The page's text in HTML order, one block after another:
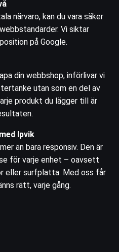
närvaro, kan du vara säker
Vi siktar
på Google.
din webbshop, införlivar vi
utan som en del av
produkt du lägger till är
Ipvik
än bara responsiv. Den är
för varje enhet – oavsett
eller surfplatta. Med oss får
rätt, varje gång.